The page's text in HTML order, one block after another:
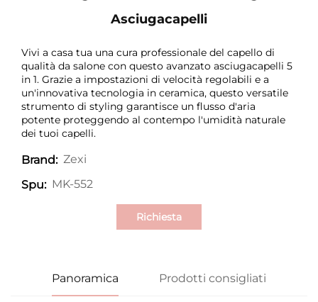
Asciugacapelli
Vivi a casa tua una cura professionale del capello di
qualità da salone con questo avanzato asciugacapelli 5
in 1. Grazie a impostazioni di velocità regolabili e a
un'innovativa tecnologia in ceramica, questo versatile
strumento di styling garantisce un flusso d'aria
potente proteggendo al contempo l'umidità naturale
dei tuoi capelli.
Brand: Zexi
Spu: MK-552
Richiesta
Panoramica Prodotti consigliati